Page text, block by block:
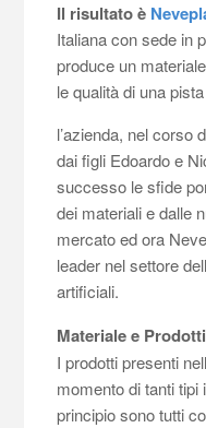
Il risultato è
Italiana con sede in
produce un
le qualità di una
l’azienda, nel corso
dai figli Edoardo e
successo le sfide
dei materiali e dalle
mercato ed ora
leader nel settore
artificiali.
Materiale e Prodotti
I prodotti presenti
momento di tanti tipi
principio sono tutti